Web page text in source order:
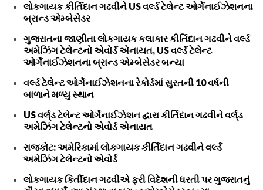
લોકગાયક કીર્તિદાન ગઢવીને US વર્લ્ડ ટેલેન્ટ ઓર્ગેનાઈઝેશનના
બ્રાન્ડ એમ્બેસેડર
ગુજરાતના જાણીતા લોકગાયક કલાકાર કીર્તિદાન ગઢવીને વર્લ્ડ
અમેઝિંગ ટેલેન્ટનો એવોર્ડ એનાયત, US વર્લ્ડ ટેલેન્ટ
ઓર્ગેનાઈઝેશનના બ્રાન્ડ એમ્બેસેડર બન્યા
વર્લ્ડ ટેલેન્ટ ઓર્ગેનાઈઝેશનના રેકોર્ડમાં સુરતની 10 વર્ષની
બાળાને મળ્યુ સ્થાન
US વર્લ્‌ડ ટેલેન્ટ ઓર્ગેનાઈઝેશન દ્વારા કીર્તિદાન ગઢવીને વર્લ્‌ડ
અમેઝિંગ ટેલેન્ટનો એવોર્ડ એનાયત
રાજકોટ: અમેરિકામાં લોકગાયક કીર્તિદાન ગઢવીને વર્લ્ડ
અમેઝિંગ ટેલેન્ટનો એવોર્ડ
લોકગાયક કિર્તીદાન ગઢવીએ ફરી વિદેશની ધરતી પર ગુજરાતનું